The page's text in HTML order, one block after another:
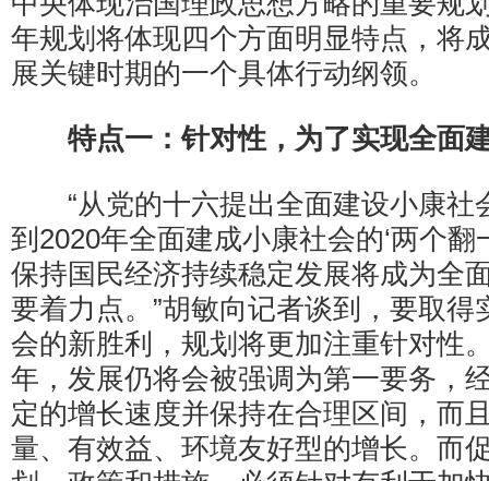
年规划将体现四个方面明显特点，将
展关键时期的一个具体行动纲领。
特点一：针对性，为了实现全面
“从党的十六提出全面建设小康社
到2020年全面建成小康社会的‘两个翻
保持国民经济持续稳定发展将成为全
要着力点。”胡敏向记者谈到，要取得
会的新胜利，规划将更加注重针对性
年，发展仍将会被强调为第一要务，
定的增长速度并保持在合理区间，而
量、有效益、环境友好型的增长。而